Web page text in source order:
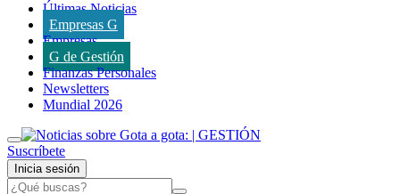
Últimas Noticias
Empresas G
Empresas
G de Gestión
Finanzas Personales
Newsletters
Mundial 2026
Suscríbete
Inicia sesión